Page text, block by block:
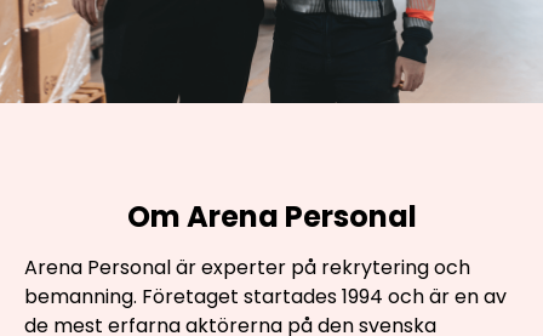
Om Arena Personal
Arena Personal är experter på rekrytering och
bemanning. Företaget startades 1994 och är en av
de mest erfarna aktörerna på den svenska